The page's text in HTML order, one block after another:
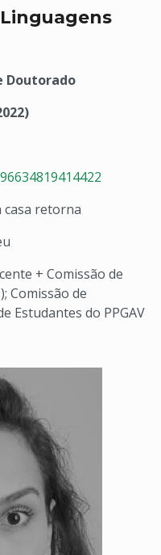
Doutorado
casa retorna
+ Comissão de
Comissão de
Estudantes do PPGAV